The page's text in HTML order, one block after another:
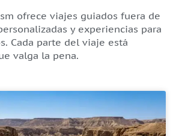
ofrece viajes guiados fuera de
y experiencias para
Cada parte del viaje está
valga la pena.